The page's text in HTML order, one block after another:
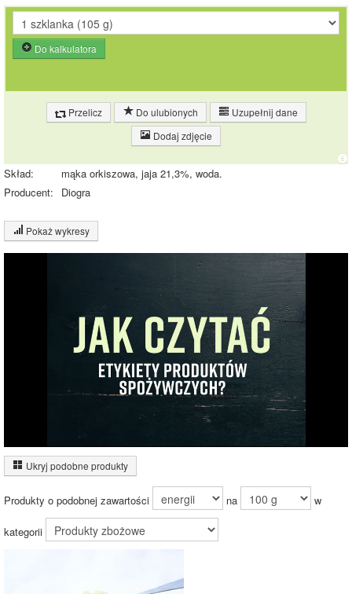
Do kalkulatora
Przelicz Do ulubionych
Uzupełnij dane
Dodaj zdjęcie
Skład:
mąka orkiszowa, jaja 21,3%, woda.
Producent:
Diogra
Pokaż wykresy
Wykres składu produktu
Pozostałe (66%)
28%
tłuszczów (4%)
Energia z
węglowodanów
15.2%
80.8%
Ukryj podobne produkty
Produkty o podobnej zawartości na w
kategorii